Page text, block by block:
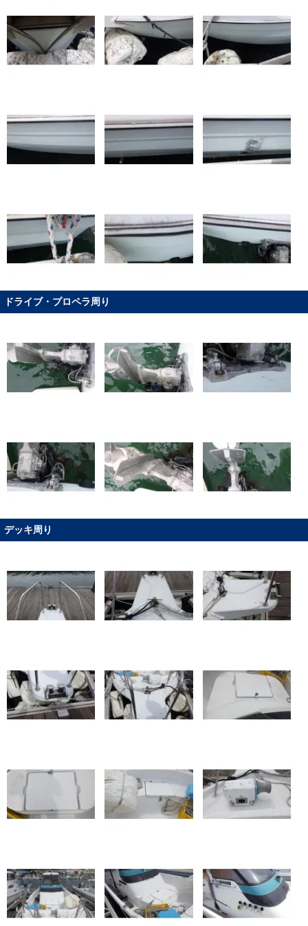
ドライブ・プロペラ周り
デッキ周り